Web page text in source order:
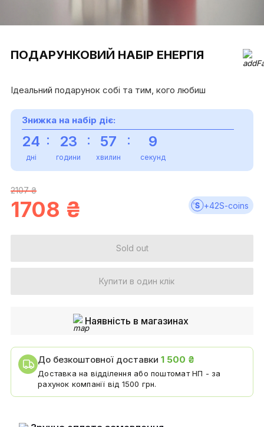
ПОДАРУНКОВИЙ НАБІР ЕНЕРГІЯ
Ідеальний подарунок собі та тим, кого любиш
Знижка на набір діє:
24
дні
: 23
години
: 57
хвилин
: 9
секунд
2107 ₴
1708 ₴ +42S-coins
Sold out
Купити в один клік
Наявність в магазинах
До безкоштовної доставки1 500 ₴
Доставка на відділення або поштомат НП - за
рахунок компанії від 1500 грн.